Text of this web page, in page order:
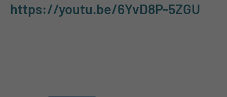
https://youtu.be/6YvD8P-5ZGU